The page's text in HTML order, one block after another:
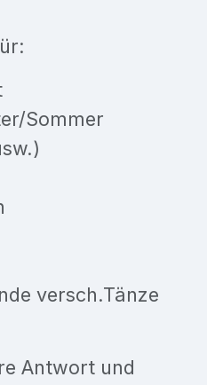
Sommer
versch.Tänze
Antwort und